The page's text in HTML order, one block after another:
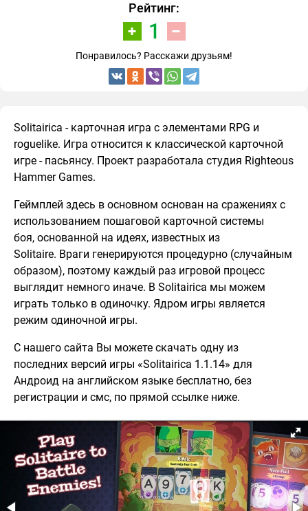
Рейтинг:
1
Понравилось? Расскажи друзьям!
Solitairica - карточная игра с элементами RPG и
roguelike. Игра относится к классической карточной
игре - пасьянсу. Проект разработала студия Righteous
Hammer Games.
Геймплей здесь в основном основан на сражениях с
использованием пошаговой карточной системы
боя, основанной на идеях, известных из
Solitaire. Враги генерируются процедурно (случайным
образом), поэтому каждый раз игровой процесс
выглядит немного иначе. В Solitairica мы можем
играть только в одиночку. Ядром игры является
режим одиночной игры.
С нашего сайта Вы можете скачать одну из
последних версий игры «Solitairica 1.1.14» для
Андроид на английском языке бесплатно, без
регистрации и смс, по прямой ссылке ниже.